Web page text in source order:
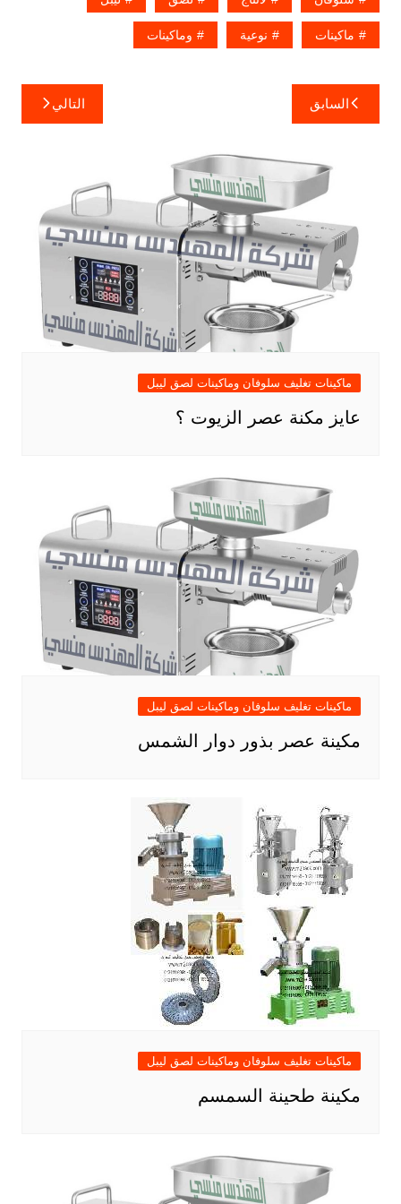
ماكينات نوعية وماكينات
تصفّح
المقالات
السابق التالي
ماكينات تغليف سلوفان وماكينات لصق ليبل
عايز مكنة عصر الزيوت ؟
ماكينات تغليف سلوفان وماكينات لصق ليبل
مكينة عصر بذور دوار الشمس
ماكينات تغليف سلوفان وماكينات لصق ليبل
مكينة طحينة السمسم